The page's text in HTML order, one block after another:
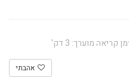
קריאה מוערך: 3 דק'
אהבתי